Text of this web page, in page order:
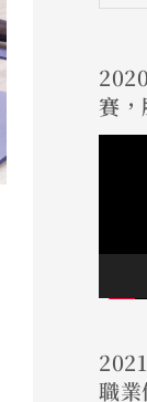
賽
放
器
職